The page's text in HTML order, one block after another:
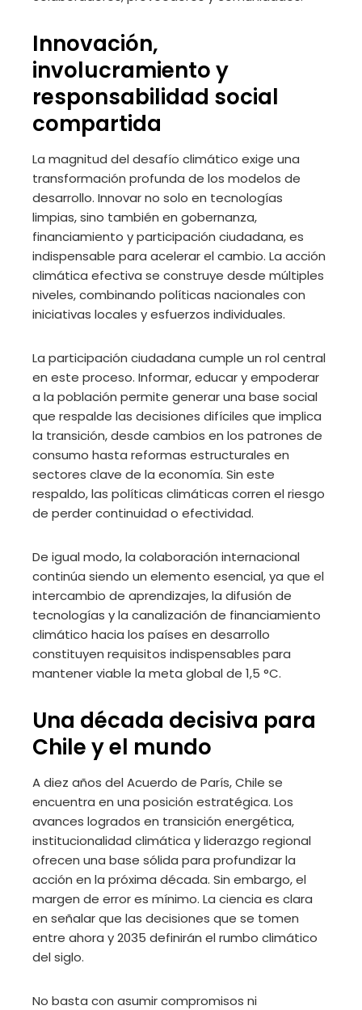
Innovación,
involucramiento y
responsabilidad social
compartida
La magnitud del desafío climático exige una
transformación profunda de los modelos de
desarrollo. Innovar no solo en tecnologías
limpias, sino también en gobernanza,
financiamiento y participación ciudadana, es
indispensable para acelerar el cambio. La acción
climática efectiva se construye desde múltiples
niveles, combinando políticas nacionales con
iniciativas locales y esfuerzos individuales.
La participación ciudadana cumple un rol central
en este proceso. Informar, educar y empoderar
a la población permite generar una base social
que respalde las decisiones difíciles que implica
la transición, desde cambios en los patrones de
consumo hasta reformas estructurales en
sectores clave de la economía. Sin este
respaldo, las políticas climáticas corren el riesgo
de perder continuidad o efectividad.
De igual modo, la colaboración internacional
continúa siendo un elemento esencial, ya que el
intercambio de aprendizajes, la difusión de
tecnologías y la canalización de financiamiento
climático hacia los países en desarrollo
constituyen requisitos indispensables para
mantener viable la meta global de 1,5 °C.
Una década decisiva para
Chile y el mundo
A diez años del Acuerdo de París, Chile se
encuentra en una posición estratégica. Los
avances logrados en transición energética,
institucionalidad climática y liderazgo regional
ofrecen una base sólida para profundizar la
acción en la próxima década. Sin embargo, el
margen de error es mínimo. La ciencia es clara
en señalar que las decisiones que se tomen
entre ahora y 2035 definirán el rumbo climático
del siglo.
No basta con asumir compromisos ni